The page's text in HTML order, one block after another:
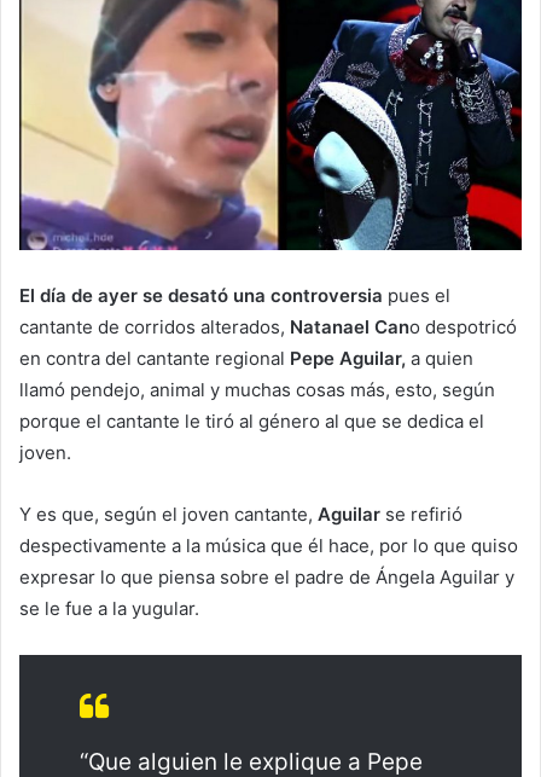
El día de ayer se desató una controversia pues el
cantante de corridos alterados, Natanael Cano despotricó
en contra del cantante regional Pepe Aguilar, a quien
llamó pendejo, animal y muchas cosas más, esto, según
porque el cantante le tiró al género al que se dedica el
joven.
Y es que, según el joven cantante, Aguilar se refirió
despectivamente a la música que él hace, por lo que quiso
expresar lo que piensa sobre el padre de Ángela Aguilar y
se le fue a la yugular.
“Que alguien le explique a Pepe